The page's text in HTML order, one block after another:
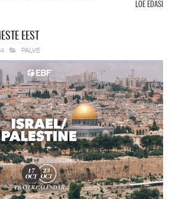
LOE EDASI
EEST
PALVE